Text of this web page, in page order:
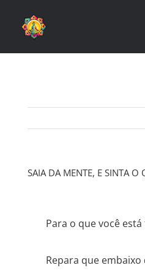
SAIA DA MENTE, E SINTA O
Para o que você
Repara que